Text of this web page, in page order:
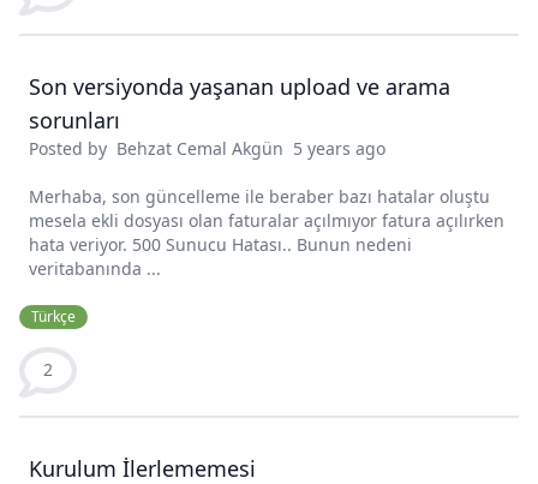
Son versiyonda yaşanan upload ve arama
sorunları
Posted by Behzat Cemal Akgün 5 years ago
Merhaba, son güncelleme ile beraber bazı hatalar oluştu
mesela ekli dosyası olan faturalar açılmıyor fatura açılırken
hata veriyor. 500 Sunucu Hatası.. Bunun nedeni
veritabanında ...
Türkçe
2
Kurulum İlerlememesi